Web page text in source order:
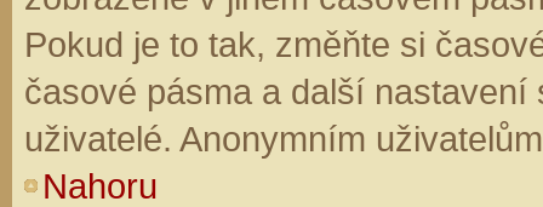
Pokud je to tak, změňte si
časové pásma a další
uživatelé. Anonymním
Nahoru